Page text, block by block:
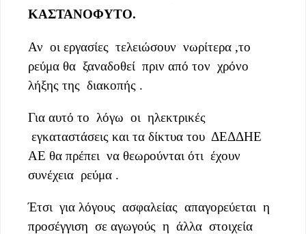
ΚΑΣΤΑΝΟΦΥΤΟ.
Αν οι εργασίες τελειώσουν νωρίτερα ,το
ρεύμα θα ξαναδοθεί πριν από τον χρόνο
λήξης της διακοπής .
Για αυτό το λόγω οι ηλεκτρικές
εγκαταστάσεις και τα δίκτυα του ΔΕΔΔΗΕ
ΑΕ θα πρέπει να θεωρούνται ότι έχουν
συνέχεια ρεύμα .
Έτσι για λόγους ασφαλείας απαγορεύεται η
προσέγγιση σε αγωγούς η άλλα στοιχεία